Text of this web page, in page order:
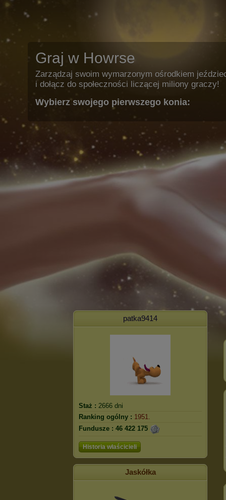
Graj w Howrse
Zarządzaj swoim wymarzonym ośrodkiem
i dołącz do społeczności liczącej miliony graczy!
Wybierz swojego pierwszego konia:
patka9414
Staż : 2666 dni
Ranking ogólny : 1951.
Fundusze : 46 422 175
Historia właścicieli
Jaskółka